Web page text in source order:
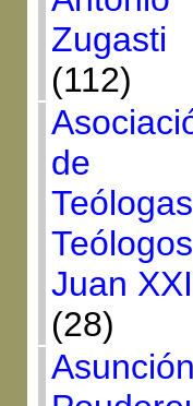
Zugasti
(112)
de
Teólogos
Juan
(28)
Asunción